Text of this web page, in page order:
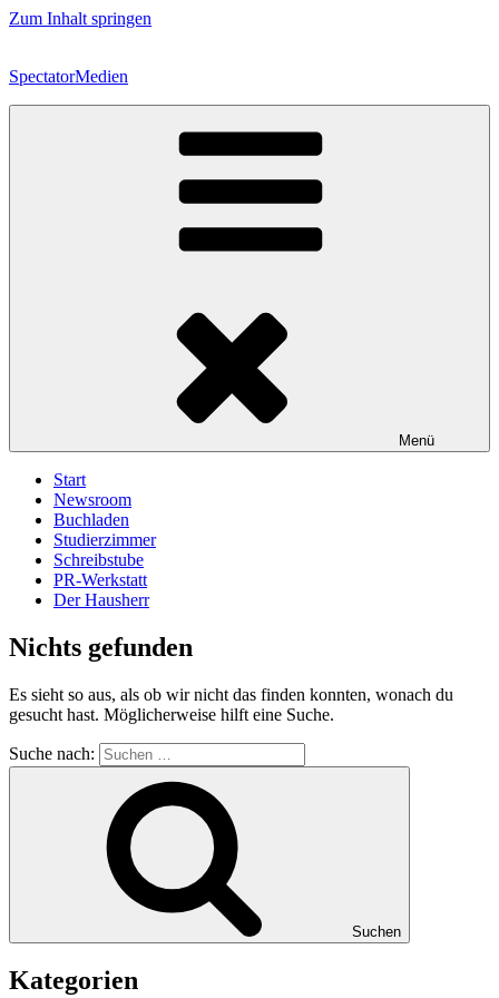
Zum Inhalt springen
SpectatorMedien
Menü
Start
Newsroom
Buchladen
Studierzimmer
Schreibstube
PR-Werkstatt
Der Hausherr
Nichts gefunden
Es sieht so aus, als ob wir nicht das finden konnten, wonach du
gesucht hast. Möglicherweise hilft eine Suche.
Suche nach:
Suchen
Kategorien